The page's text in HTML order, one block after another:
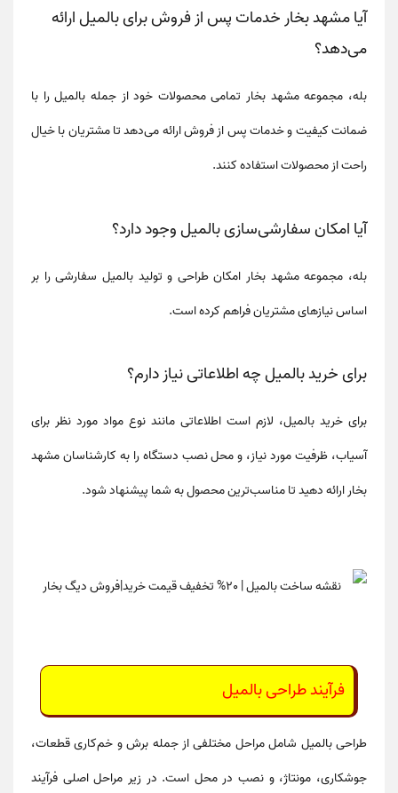
آیا مشهد بخار خدمات پس از فروش برای بالمیل ارائه
می‌دهد؟
بله، مجموعه مشهد بخار تمامی محصولات خود از جمله بالمیلرا با
ضمانت کیفیت و خدمات پس از فروشارائه می‌دهد تا مشتریان با خیال
راحت از محصولات استفاده کنند.
آیا امکان سفارشی‌سازی بالمیل وجود دارد؟
بله، مجموعه مشهد بخار امکان طراحی و تولیدبالمیل سفارشیرا بر
اساس نیازهای مشتریان فراهم کرده است.
برای خرید بالمیل چه اطلاعاتی نیاز دارم؟
برای خرید بالمیل، لازم است اطلاعاتی مانند نوع مواد مورد نظر برای
آسیاب، ظرفیت مورد نیاز، و محل نصب دستگاهرا به کارشناسان مشهد
بخار ارائه دهید تا مناسب‌ترین محصول به شما پیشنهاد شود.
فرآیندطراحی بالمیل
طراحی بالمیل شامل مراحل مختلفی از جمله برش و خم‌کاری قطعات،
جوشکاری، مونتاژ، و نصب در محل است. در زیر مراحل اصلی فرآیند